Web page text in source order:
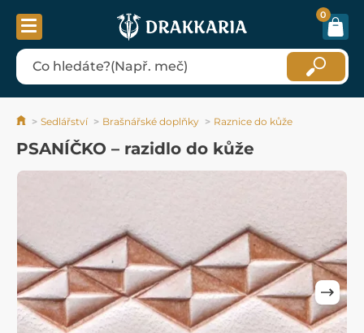
0
Sedlářství Brašnářské doplňky Raznice do kůže
PSANÍČKO – razidlo do kůže